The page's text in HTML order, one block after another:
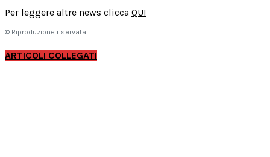
Per leggere altre news clicca QUI
© Riproduzione riservata
ARTICOLI COLLEGATI